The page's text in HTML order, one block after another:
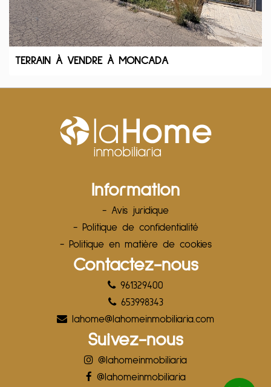
TERRAIN À VENDRE À MONCADA
Information
- Avis juridique
- Politique de confidentialité
- Politique en matière de cookies
Contactez-nous
961329400
653998343
lahome@lahomeinmobiliaria.com
Suivez-nous
@lahomeinmobiliaria
@lahomeinmobiliaria